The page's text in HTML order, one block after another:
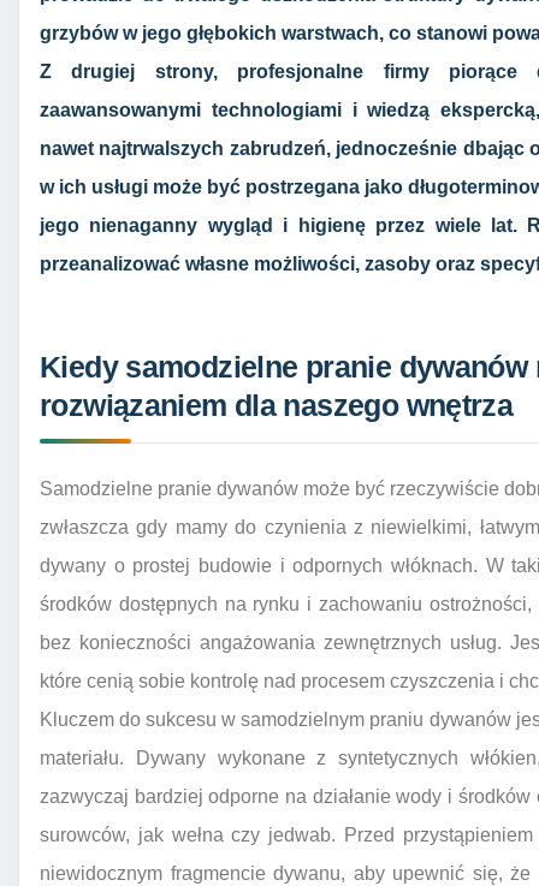
grzybów w jego głębokich warstwach, co stanowi
Z drugiej strony, profesjonalne firmy piorące
zaawansowanymi technologiami i wiedzą
nawet najtrwalszych zabrudzeń, jednocześnie dbając
w ich usługi może być postrzegana jako
jego nienaganny wygląd i higienę przez wiele lat.
przeanalizować własne możliwości, zasoby oraz
Kiedy samodzielne pranie
rozwiązaniem dla naszego wnętrza
Samodzielne pranie dywanów może być rzeczywiście
zwłaszcza gdy mamy do czynienia z niewielkimi,
dywany o prostej budowie i odpornych włóknach. W
środków dostępnych na rynku i zachowaniu
bez konieczności angażowania zewnętrznych usług.
które cenią sobie kontrolę nad procesem czyszczenia i
Kluczem do sukcesu w samodzielnym praniu dywanów
materiału. Dywany wykonane z syntetycznych
zazwyczaj bardziej odporne na działanie wody i
surowców, jak wełna czy jedwab. Przed
niewidocznym fragmencie dywanu, aby upewnić się,